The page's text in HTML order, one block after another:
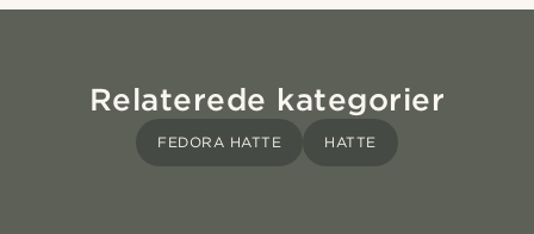
Relaterede kategorier
FEDORA HATTE HATTE